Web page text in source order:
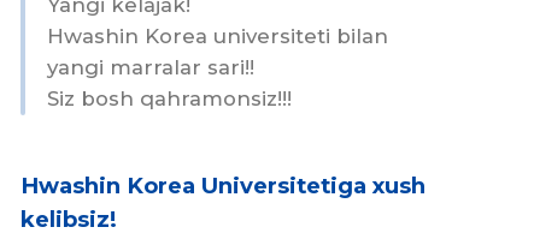
Bizningjamoa